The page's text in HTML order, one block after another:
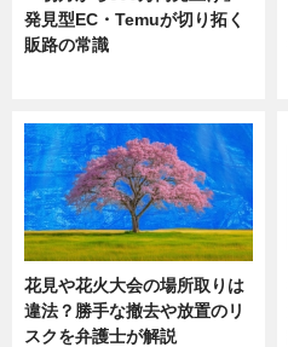
発見型EC・Temuが切り拓く
販路の常識
花見や花火大会の場所取りは
違法？勝手な撤去や放置のリ
スクを弁護士が解説